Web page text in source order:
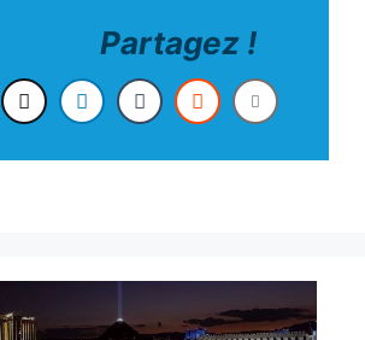
Partagez !